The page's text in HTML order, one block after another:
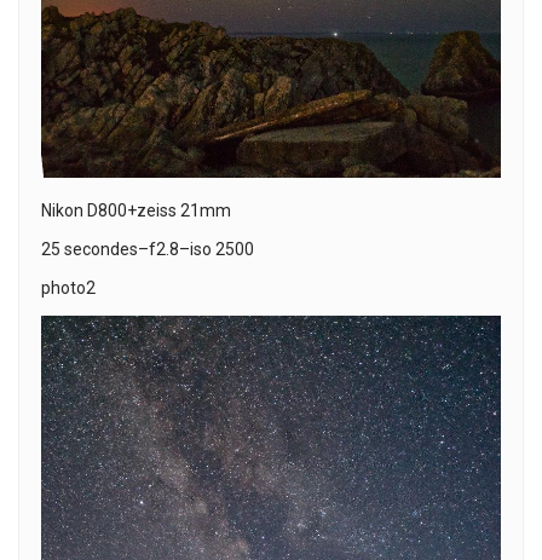
Nikon D800+zeiss 21mm
25 secondes–f2.8–iso 2500
photo2